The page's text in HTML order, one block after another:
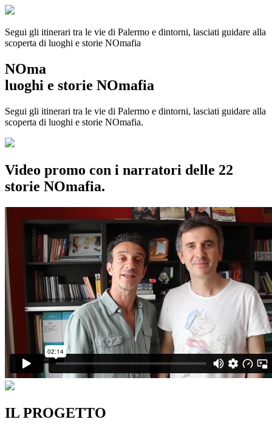
Segui gli itinerari tra le vie di Palermo e dintorni, lasciati guidare alla
scoperta di luoghi e storie NOmafia
NOma
luoghi e storie NOmafia
Segui gli itinerari tra le vie di Palermo e dintorni, lasciati guidare alla
scoperta di luoghi e storie NOmafia.
Video promo con i narratori delle 22
storie NOmafia.
IL PROGETTO